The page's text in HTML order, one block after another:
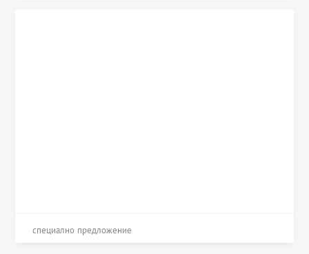
специално предложение